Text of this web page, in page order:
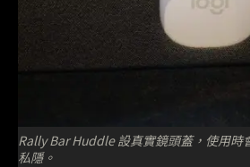
Rally Bar Huddle 設真實鏡頭蓋，使用時
私隱。